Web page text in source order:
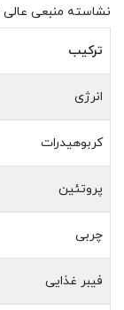
نشاسته منبعی عالی
ترکیب
انرژی
کربوهیدرات
پروتئین
چربی
فیبر غذایی